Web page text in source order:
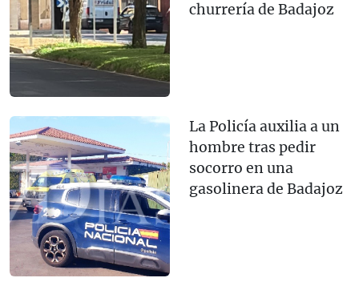
churrería de Badajoz
La Policía auxilia a un
hombre tras pedir
socorro en una
gasolinera de Badajoz